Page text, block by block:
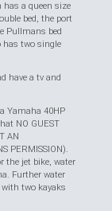
has a queen size
bed, the port
Pullmans bed
has two single
have a tv and
Yamaha 40HP
NO GUEST
AN
PERMISSION).
the jet bike, water
Further water
two kayaks